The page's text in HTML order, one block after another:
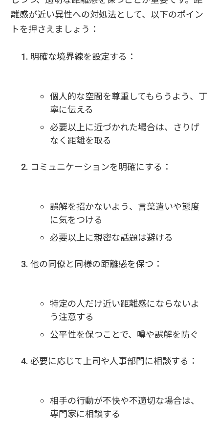
離感が近い異性への対処法として、以下のポイン
トを押さえましょう：
明確な境界線を設定する：
個人的な空間を尊重してもらうよう、丁
寧に伝える
必要以上に近づかれた場合は、さりげ
なく距離を取る
コミュニケーションを明確にする：
誤解を招かないよう、言葉遣いや態度
に気をつける
必要以上に親密な話題は避ける
他の同僚と同様の距離感を保つ：
特定の人だけ近い距離感にならないよ
う注意する
公平性を保つことで、噂や誤解を防ぐ
必要に応じて上司や人事部門に相談する：
相手の行動が不快や不適切な場合は、
専門家に相談する